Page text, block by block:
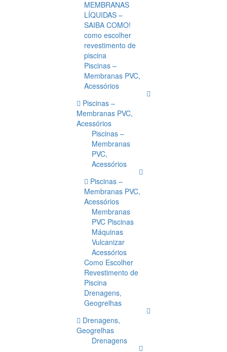
MEMBRANAS
LÍQUIDAS –
SAIBA COMO!
como escolher
revestimento de
piscina
Piscinas –
Membranas PVC,
Acessórios
Piscinas –
Membranas PVC,
Acessórios
Piscinas –
Membranas
PVC,
Acessórios
Piscinas –
Membranas PVC,
Acessórios
Membranas
PVC Piscinas
Máquinas
Vulcanizar
Acessórios
Como Escolher
Revestimento de
Piscina
Drenagens,
Geogrelhas
Drenagens,
Geogrelhas
Drenagens